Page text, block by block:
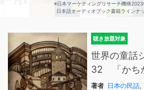
※日本マーケティングリサーチ機構2023
日本語オーディオブック書籍ラインナ
聴き放題対象
世界の童話
32 「かち
著者 日本の民話,